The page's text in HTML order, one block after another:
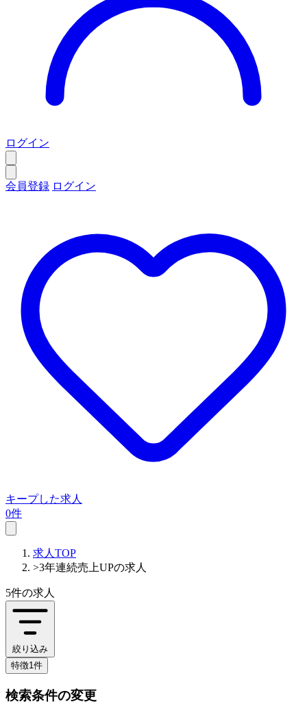
ログイン
会員登録 ログイン
キープした求人
0件
求人TOP
>3年連続売上UPの求人
5件の求人
絞り込み
特徴1件
検索条件の変更